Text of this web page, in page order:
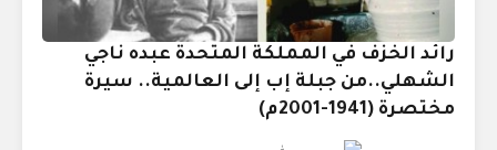
رائد الخزف في المملكة المتحدة عبده ناجي
الشهلي..من جبلة إب إلى العالمية.. سيرة
مختصرة (1941-2001م)